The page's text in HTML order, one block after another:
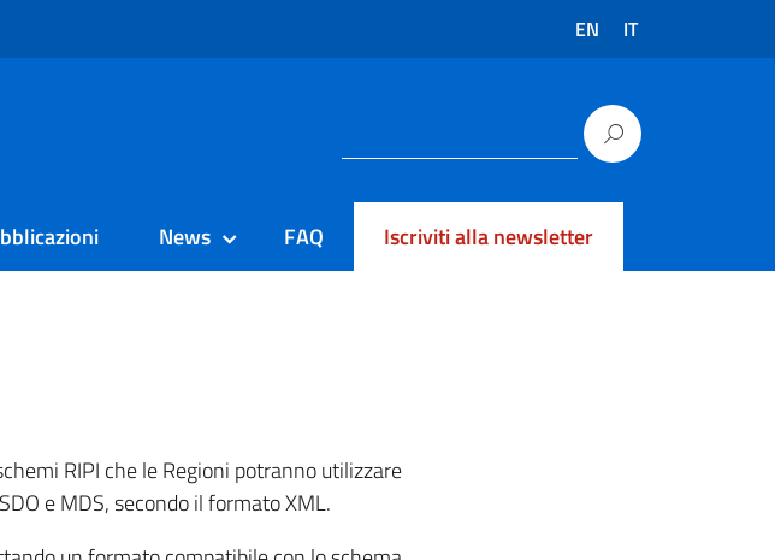
EN IT
News FAQ Iscriviti alla newsletter
RIPI che le Regioni potranno utilizzare
e MDS, secondo il formato XML.